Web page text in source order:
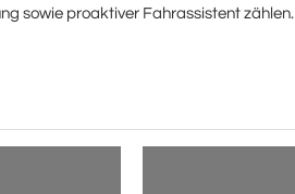
sowie proaktiver Fahrassistent zählen.